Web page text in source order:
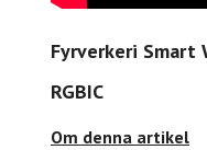
Fyrverkeri Smart
RGBIC
Om denna artikel